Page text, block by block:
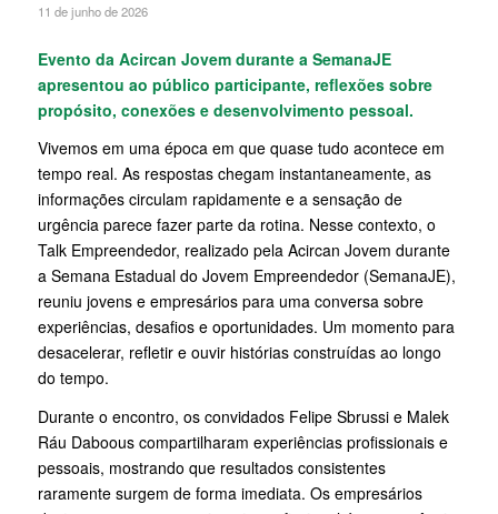
11 de junho de 2026
Evento da Acircan Jovem durante a SemanaJE
apresentou ao público participante, reflexões sobre
propósito, conexões e desenvolvimento pessoal.
Vivemos em uma época em que quase tudo acontece em
tempo real. As respostas chegam instantaneamente, as
informações circulam rapidamente e a sensação de
urgência parece fazer parte da rotina. Nesse contexto, o
Talk Empreendedor, realizado pela Acircan Jovem durante
a Semana Estadual do Jovem Empreendedor (SemanaJE),
reuniu jovens e empresários para uma conversa sobre
experiências, desafios e oportunidades. Um momento para
desacelerar, refletir e ouvir histórias construídas ao longo
do tempo.
Durante o encontro, os convidados Felipe Sbrussi e Malek
Ráu Daboous compartilharam experiências profissionais e
pessoais, mostrando que resultados consistentes
raramente surgem de forma imediata. Os empresários